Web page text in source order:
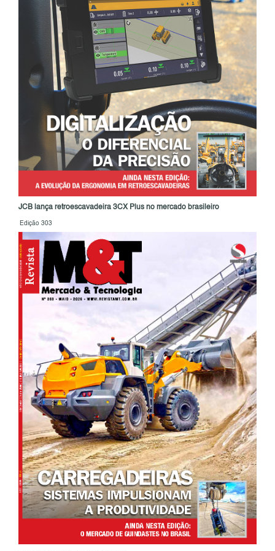
JCB lança retroescavadeira 3CX Plus no mercado brasileiro
Edição 303